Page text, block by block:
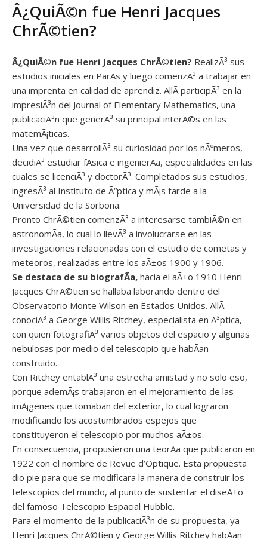
Â¿QuiÃ©n fue Henri Jacques
ChrÃ©tien?
Â¿QuiÃ©n fue Henri Jacques ChrÃ©tien? RealizÃ³ sus
estudios iniciales en ParÃ­s y luego comenzÃ³ a trabajar en
una imprenta en calidad de aprendiz. AllÃ­ participÃ³ en la
impresiÃ³n del Journal of Elementary Mathematics, una
publicaciÃ³n que generÃ³ su principal interÃ©s en las
matemÃ¡ticas.
Una vez que desarrollÃ³ su curiosidad por los nÃºmeros,
decidiÃ³ estudiar fÃ­sica e ingenierÃ­a, especialidades en las
cuales se licenciÃ³ y doctorÃ³. Completados sus estudios,
ingresÃ³ al Instituto de Ã“ptica y mÃ¡s tarde a la
Universidad de la Sorbona.
Pronto ChrÃ©tien comenzÃ³ a interesarse tambiÃ©n en
astronomÃ­a, lo cual lo llevÃ³ a involucrarse en las
investigaciones relacionadas con el estudio de cometas y
meteoros, realizadas entre los aÃ±os 1900 y 1906.
Se destaca de su biografÃ­a, hacia el aÃ±o 1910 Henri
Jacques ChrÃ©tien se hallaba laborando dentro del
Observatorio Monte Wilson en Estados Unidos. AllÃ­
conociÃ³ a George Willis Ritchey, especialista en Ã³ptica,
con quien fotografiÃ³ varios objetos del espacio y algunas
nebulosas por medio del telescopio que habÃ­an
construido.
Con Ritchey entablÃ³ una estrecha amistad y no solo eso,
porque ademÃ¡s trabajaron en el mejoramiento de las
imÃ¡genes que tomaban del exterior, lo cual lograron
modificando los acostumbrados espejos que
constituyeron el telescopio por muchos aÃ±os.
En consecuencia, propusieron una teorÃ­a que publicaron en
1922 con el nombre de Revue d’Optique. Esta propuesta
dio pie para que se modificara la manera de construir los
telescopios del mundo, al punto de sustentar el diseÃ±o
del famoso Telescopio Espacial Hubble.
Para el momento de la publicaciÃ³n de su propuesta, ya
Henri Jacques ChrÃ©tien y George Willis Ritchey habÃ­an